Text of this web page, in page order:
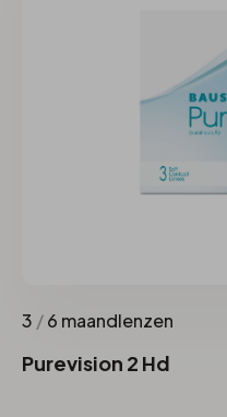
3 /6 maandlenzen
Purevision 2 Hd